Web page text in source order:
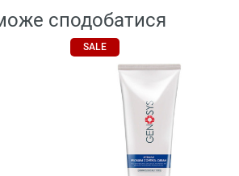
сподобатися
SALE